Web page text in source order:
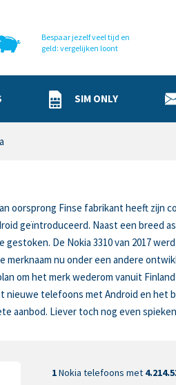
Bespaar jezelf veel tijd en
geld: vergelijken loont
SIM ONLY
oorsprong Finse fabrikant heeft zijn
geïntroduceerd. Naast een breed
gestoken. De Nokia 3310 van 2017
merknaam nu onder een andere
om het merk wederom vanuit
nieuwe telefoons met Android en
aanbod. Liever toch nog even
1Nokia telefoons met